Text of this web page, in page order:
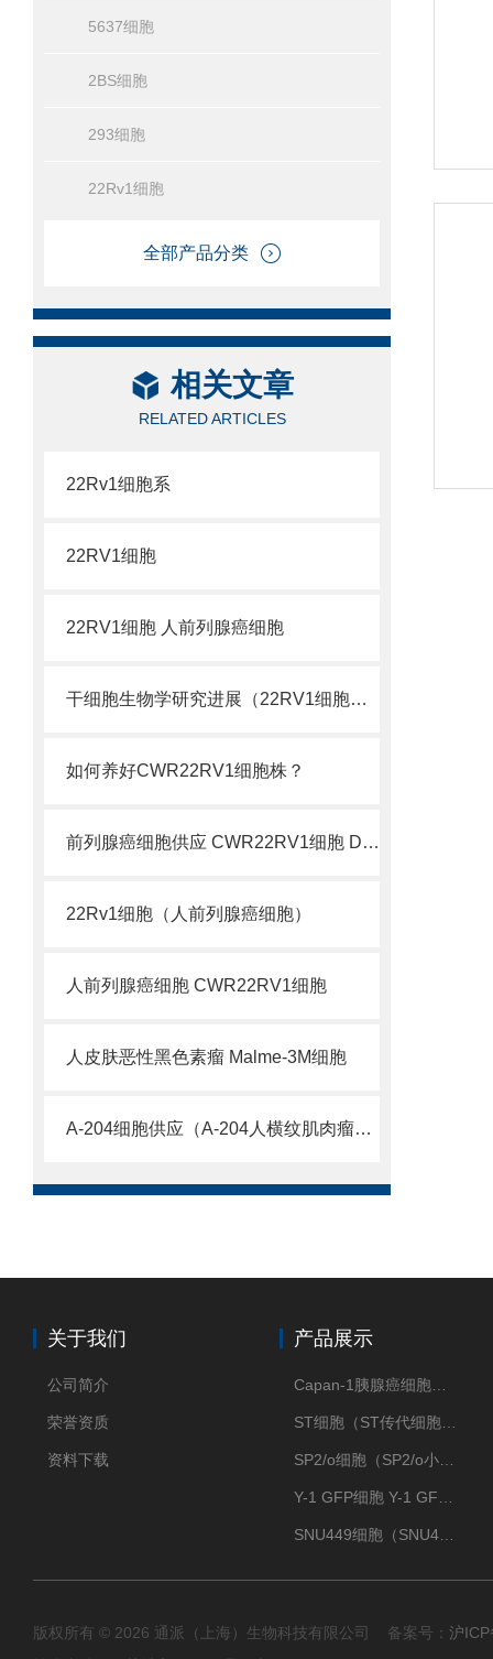
5637细胞
2BS细胞
293细胞
22Rv1细胞
全部产品分类
相关文章
RELATED ARTICLES
22Rv1细胞系
22RV1细胞
22RV1细胞 人前列腺癌细胞
干细胞生物学研究进展（22RV1细胞库 前列腺癌细胞）
如何养好CWR22RV1细胞株？
前列腺癌细胞供应 CWR22RV1细胞 DU145细胞
22Rv1细胞（人前列腺癌细胞）
人前列腺癌细胞 CWR22RV1细胞
人皮肤恶性黑色素瘤 Malme-3M细胞
A-204细胞供应（A-204人横纹肌肉瘤细胞实验）
关于我们
公司简介
荣誉资质
资料下载
产品展示
版权所有 © 2026 通派（上海）生物科技有限公司 备案号： 沪